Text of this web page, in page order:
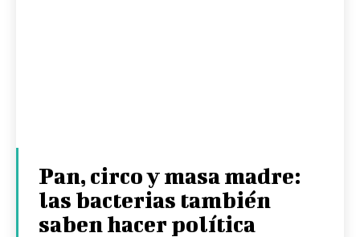
Pan, circo y masa madre:
las bacterias también
saben hacer política